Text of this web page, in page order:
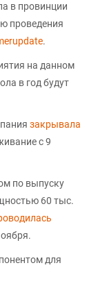
в провинции
проведения
.
на данном
в год будут
закрывала
с 9
по выпуску
60 тыс.
для